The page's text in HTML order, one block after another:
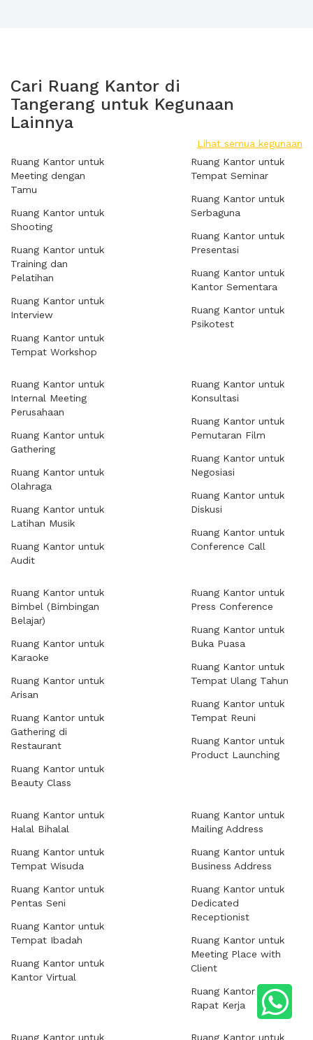
Cari Ruang Kantor di
Tangerang untuk Kegunaan
Lainnya
Lihat semua kegunaan
Ruang Kantor untuk
Meeting dengan
Tamu
Ruang Kantor untuk
Shooting
Ruang Kantor untuk
Training dan
Pelatihan
Ruang Kantor untuk
Interview
Ruang Kantor untuk
Tempat Workshop
Ruang Kantor untuk
Tempat Seminar
Ruang Kantor untuk
Serbaguna
Ruang Kantor untuk
Presentasi
Ruang Kantor untuk
Kantor Sementara
Ruang Kantor untuk
Psikotest
Ruang Kantor untuk
Internal Meeting
Perusahaan
Ruang Kantor untuk
Gathering
Ruang Kantor untuk
Olahraga
Ruang Kantor untuk
Latihan Musik
Ruang Kantor untuk
Audit
Ruang Kantor untuk
Konsultasi
Ruang Kantor untuk
Pemutaran Film
Ruang Kantor untuk
Negosiasi
Ruang Kantor untuk
Diskusi
Ruang Kantor untuk
Conference Call
Ruang Kantor untuk
Bimbel (Bimbingan
Belajar)
Ruang Kantor untuk
Karaoke
Ruang Kantor untuk
Arisan
Ruang Kantor untuk
Gathering di
Restaurant
Ruang Kantor untuk
Beauty Class
Ruang Kantor untuk
Press Conference
Ruang Kantor untuk
Buka Puasa
Ruang Kantor untuk
Tempat Ulang Tahun
Ruang Kantor untuk
Tempat Reuni
Ruang Kantor untuk
Product Launching
Ruang Kantor untuk
Halal Bihalal
Ruang Kantor untuk
Tempat Wisuda
Ruang Kantor untuk
Pentas Seni
Ruang Kantor untuk
Tempat Ibadah
Ruang Kantor untuk
Kantor Virtual
Ruang Kantor untuk
Mailing Address
Ruang Kantor untuk
Business Address
Ruang Kantor untuk
Dedicated
Receptionist
Ruang Kantor untuk
Meeting Place with
Client
Ruang Kantor untuk
Rapat Kerja
Ruang Kantor untuk Ruang Kantor untuk